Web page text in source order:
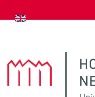
zum Inhalt springen